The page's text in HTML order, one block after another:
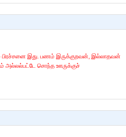
பிரச்சனை இது. பணம் இருக்குறவன், இல்லாதவன்
அல்லல்பட்டே சொந்த ஊருக்குச்